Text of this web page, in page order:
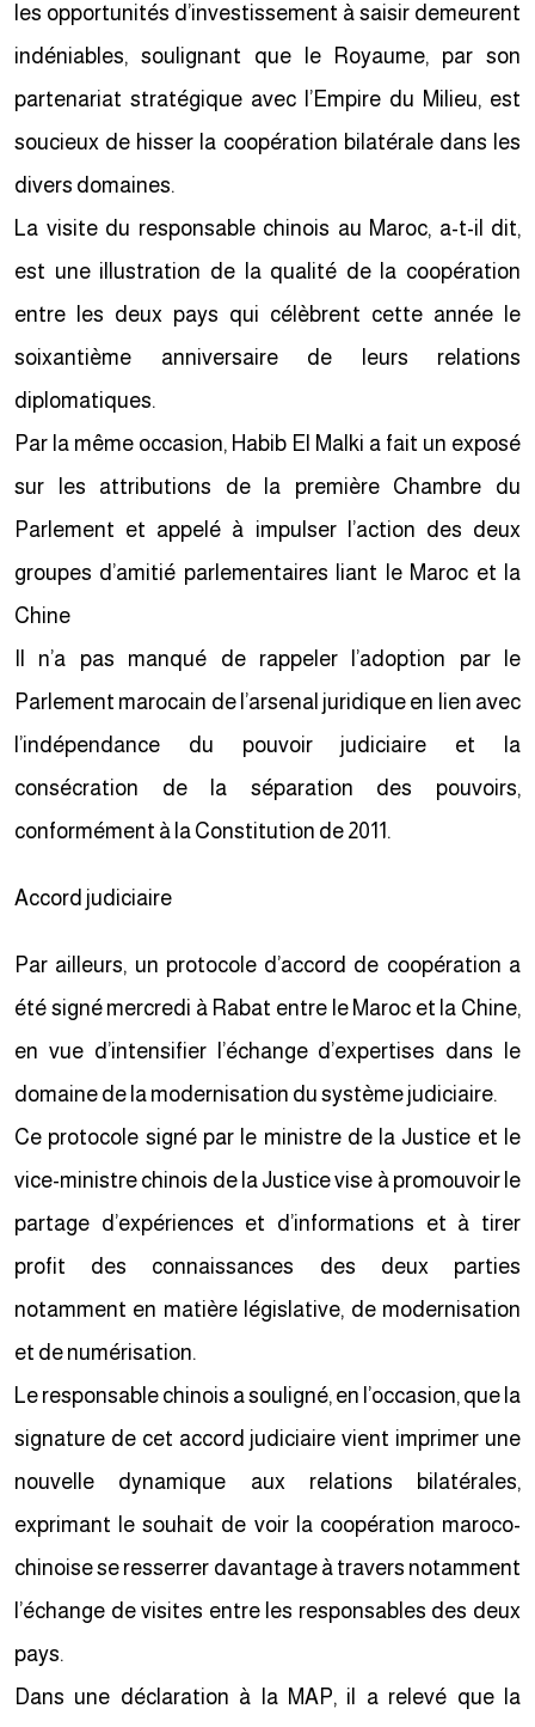
les opportunités d’investissement à saisir demeurent
indéniables, soulignant que le Royaume, par son
partenariat stratégique avec l’Empire du Milieu, est
soucieux de hisser la coopération bilatérale dans les
divers domaines.
La visite du responsable chinois au Maroc, a-t-il dit,
est une illustration de la qualité de la coopération
entre les deux pays qui célèbrent cette année le
soixantième anniversaire de leurs relations
diplomatiques.
Par la même occasion, Habib El Malki a fait un exposé
sur les attributions de la première Chambre du
Parlement et appelé à impulser l’action des deux
groupes d’amitié parlementaires liant le Maroc et la
Chine
Il n’a pas manqué de rappeler l’adoption par le
Parlement marocain de l’arsenal juridique en lien avec
l’indépendance du pouvoir judiciaire et la
consécration de la séparation des pouvoirs,
conformément à la Constitution de 2011.
Accord judiciaire
Par ailleurs, un protocole d’accord de coopération a
été signé mercredi à Rabat entre le Maroc et la Chine,
en vue d’intensifier l’échange d’expertises dans le
domaine de la modernisation du système judiciaire.
Ce protocole signé par le ministre de la Justice et le
vice-ministre chinois de la Justice vise à promouvoir le
partage d’expériences et d’informations et à tirer
profit des connaissances des deux parties
notamment en matière législative, de modernisation
et de numérisation.
Le responsable chinois a souligné, en l’occasion, que la
signature de cet accord judiciaire vient imprimer une
nouvelle dynamique aux relations bilatérales,
exprimant le souhait de voir la coopération maroco-
chinoise se resserrer davantage à travers notamment
l’échange de visites entre les responsables des deux
pays.
Dans une déclaration à la MAP, il a relevé que la